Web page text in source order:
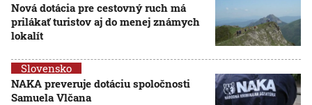
Nová dotácia pre cestovný ruch má
prilákať turistov aj do menej známych
lokalít
Slovensko
NAKA preveruje dotáciu spoločnosti
Samuela Vlčana